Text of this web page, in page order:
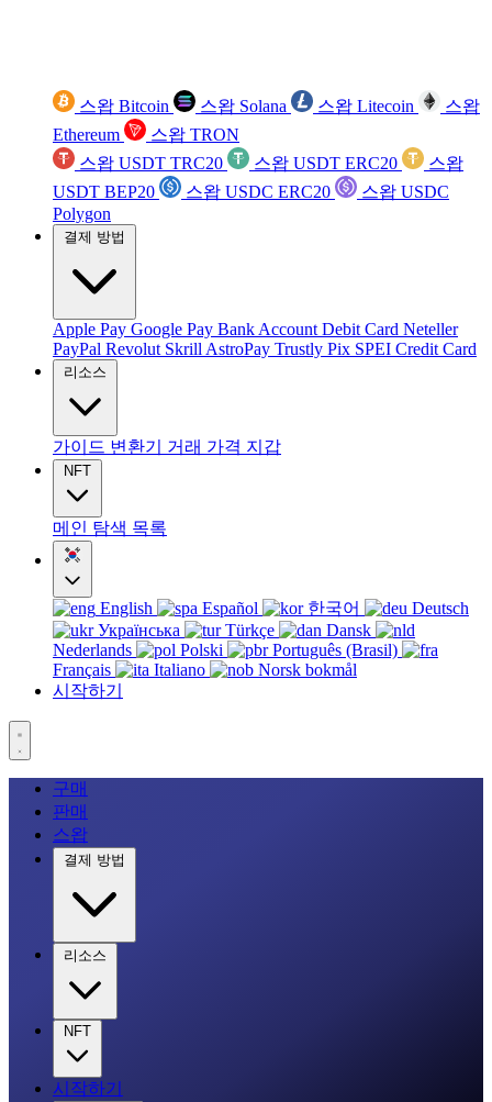
스왑 Bitcoin 스왑 Solana 스왑 Litecoin
스왑
Ethereum
스왑 TRON
스왑 USDT TRC20
스왑 USDT ERC20
스왑
USDT BEP20
스왑 USDC ERC20
스왑 USDC
Polygon
결제 방법
Apple Pay Google Pay Bank Account Debit Card Neteller
PayPal Revolut Skrill AstroPay Trustly Pix SPEI Credit Card
리소스
가이드 변환기 거래 가격 지갑
NFT
메인 탐색 목록
English Español 한국어
Deutsch
Українська
Türkçe
Dansk
Nederlands
Polski
Português (Brasil)
Français
Italiano
Norsk bokmål
시작하기
구매
판매
스왑
결제 방법
리소스
NFT
시작하기